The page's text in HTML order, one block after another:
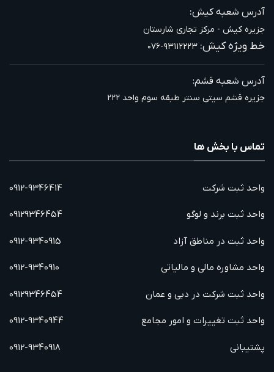
آدرس شعبه کیش:
جزیره کیش - مرکز تجاری شارستان
خط ویژه کیش: ۰۷۶-۹۳۱۱۲۲۲۳
آدرس شعبه قشم:
جزیره قشم سیتی سنتر طبقه سوم واحد ۲۲۲
تماس با بخش ها
واحد ثبت شرکت
واحد ثبت برند و لوگو
واحد ثبت در مناطق آزاد
واحد مشاوره مالی و مالیاتی
واحد ثبت شرکت در دبی و عمان
واحد ثبت تغییرات و امور مجامع
پشتیبانی
0912-9346414
09129346454
0912-9340915
0912-9340910
09129346454
0912-9340944
0912-9340918